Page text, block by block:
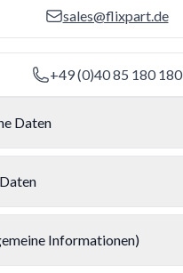
sales@flixpart.de
+49 (0)40 85 180 180
Daten
Informationen)